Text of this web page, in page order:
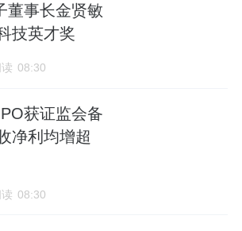
董事长金贤敏
技英才奖
08:30
获证监会备
净利均增超
08:30